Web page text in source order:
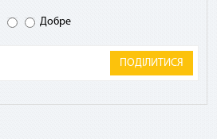
Добре
ПОДІЛИТИСЯ